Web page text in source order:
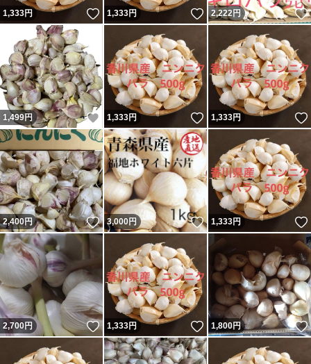
1,333円 いいね！
1,333円 いいね！
2,222円
1,499円 いいね！
1,333円 いいね！
1,333円
2,400円 いいね！
3,000円 いいね！
1,333円
2,700円 いいね！
1,333円 いいね！
1,800円